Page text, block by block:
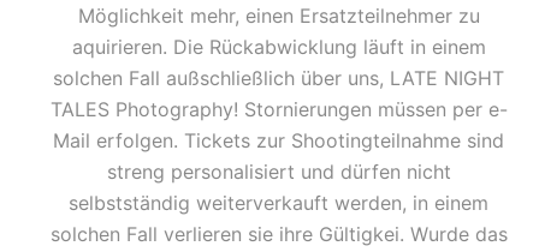
Möglichkeit mehr, einen Ersatzteilnehmer zu
aquirieren. Die Rückabwicklung läuft in einem
solchen Fall außschließlich über uns, LATE NIGHT
TALES Photography! Stornierungen müssen per e-
Mail erfolgen. Tickets zur Shootingteilnahme sind
streng personalisiert und dürfen nicht
selbstständig weiterverkauft werden, in einem
solchen Fall verlieren sie ihre Gültigkei. Wurde das